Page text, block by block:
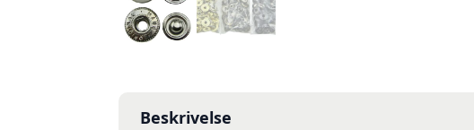
Beskrivelse